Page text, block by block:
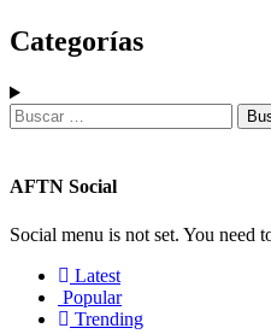
Categorías
AFTN Social
Social menu is not set. You need
Latest
Popular
Trending